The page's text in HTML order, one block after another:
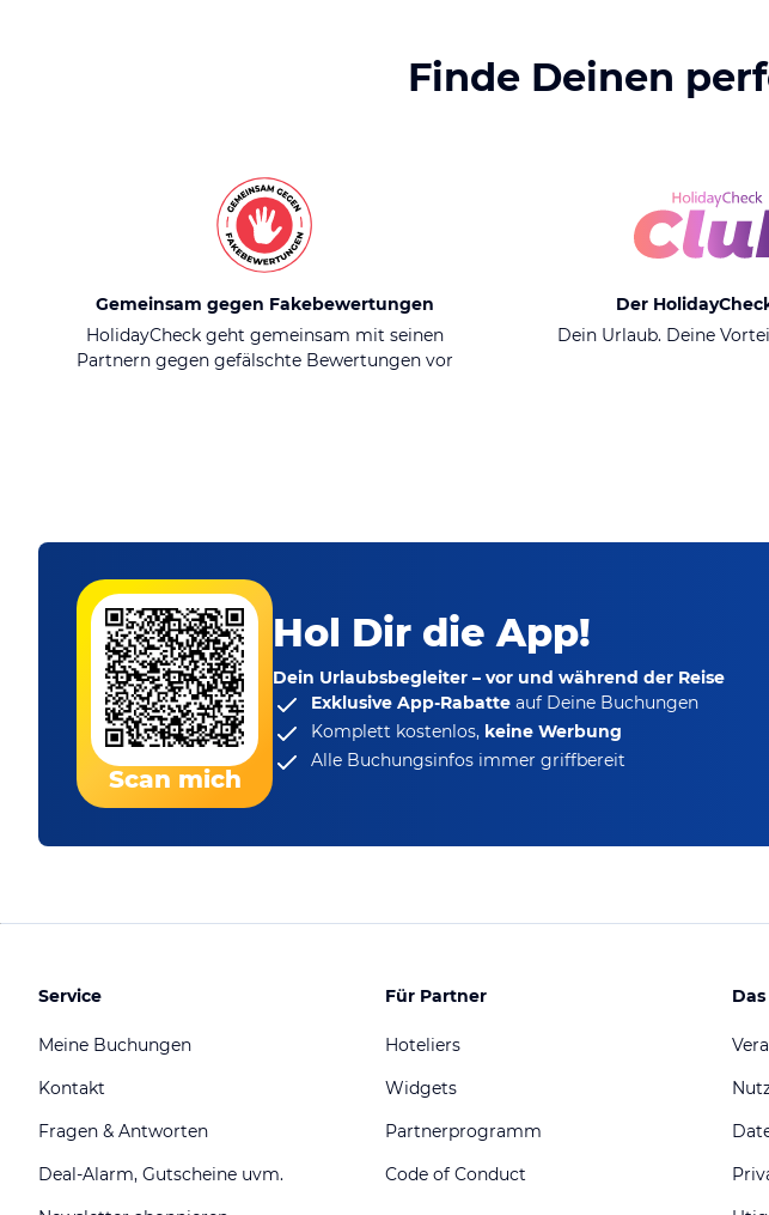
Finde Deinen
Gemeinsam gegen Fakebewertungen
HolidayCheck geht gemeinsam mit seinen
Partnern gegen gefälschte Bewertungen vor
Der
Dein Urlaub. Deine
Scan mich
Hol Dir die App!
Dein Urlaubsbegleiter – vor und während der Reise
Exklusive App-Rabatte auf Deine Buchungen
Komplett kostenlos, keine Werbung
Alle Buchungsinfos immer griffbereit
Service
Meine Buchungen
Kontakt
Fragen & Antworten
Deal-Alarm, Gutscheine uvm.
Für Partner
Hoteliers
Widgets
Partnerprogramm
Code of Conduct